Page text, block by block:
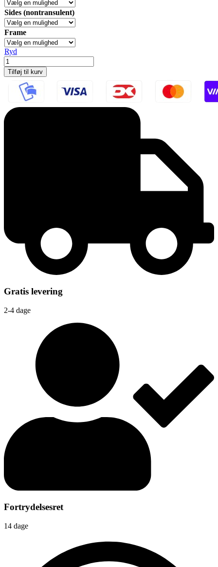
Sides (nontransulent)
Frame
Ryd
PET
frontplade
m/magnet
Tilføj til kurv
Gratis levering
2-4 dage
Fortrydelsesret
14 dage